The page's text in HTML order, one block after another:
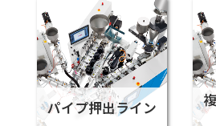
パイプ押出ライン